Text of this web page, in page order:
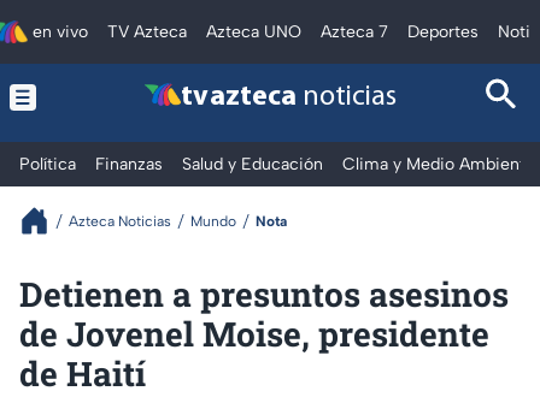
en vivo TV Azteca Azteca UNO Azteca 7 Deportes
tv azteca noticias
Política Finanzas Salud y Educación Clima y Medio Ambiente
Azteca Noticias Mundo Nota
Detienen a presuntos asesinos
de Jovenel Moise, presidente
de Haití